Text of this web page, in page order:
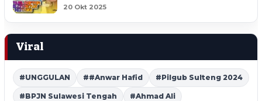
20 Okt 2025
Viral
#UNGGULAN ##Anwar Hafid #Pilgub Sulteng 2024
#BPJN Sulawesi Tengah #Ahmad Ali